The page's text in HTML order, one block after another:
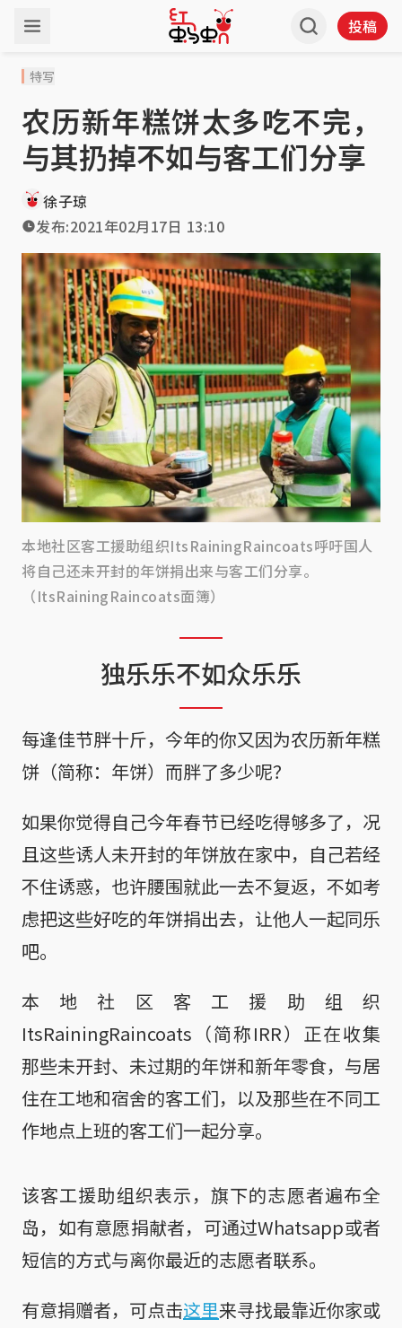
投稿
特写
农历新年糕饼太多吃不完，
与其扔掉不如与客工们分享
徐子琼
发布:2021年02月17日 13:10
本地社区客工援助组织ItsRainingRaincoats呼吁国人
将自己还未开封的年饼捐出来与客工们分享。
（ItsRainingRaincoats面簿）
独乐乐不如众乐乐
每逢佳节胖十斤，今年的你又因为农历新年糕
饼（简称：年饼）而胖了多少呢？
如果你觉得自己今年春节已经吃得够多了，况
且这些诱人未开封的年饼放在家中，自己若经
不住诱惑，也许腰围就此一去不复返，不如考
虑把这些好吃的年饼捐出去，让他人一起同乐
吧。
本地社区客工援助组织
ItsRainingRaincoats（简称IRR）正在收集
那些未开封、未过期的年饼和新年零食，与居
住在工地和宿舍的客工们，以及那些在不同工
作地点上班的客工们一起分享。
该客工援助组织表示，旗下的志愿者遍布全
岛，如有意愿捐献者，可通过Whatsapp或者
短信的方式与离你最近的志愿者联系。
有意捐赠者，可点击这里来寻找最靠近你家或